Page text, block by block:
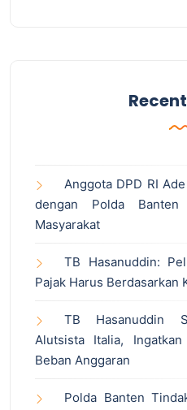
Anggota DPD RI
dengan Polda Banten
Masyarakat
TB Hasanuddin:
Pajak Harus Berdasarkan
TB Hasanuddin
Alutsista Italia,
Beban Anggaran
Polda Banten